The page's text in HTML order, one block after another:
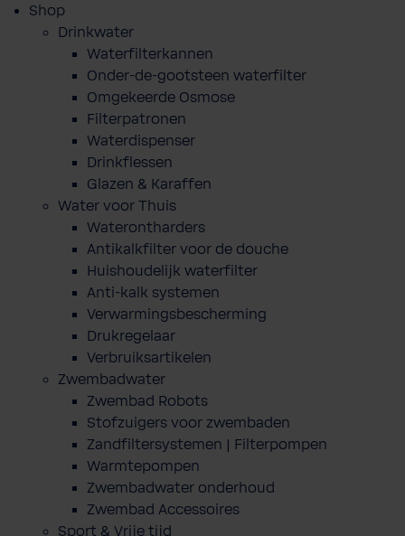
Shop
Drinkwater
Waterfilterkannen
Onder-de-gootsteen waterfilter
Omgekeerde Osmose
Filterpatronen
Waterdispenser
Drinkflessen
Glazen & Karaffen
Water voor Thuis
Waterontharders
Antikalkfilter voor de douche
Huishoudelijk waterfilter
Anti-kalk systemen
Verwarmingsbescherming
Drukregelaar
Verbruiksartikelen
Zwembadwater
Zwembad Robots
Stofzuigers voor zwembaden
Zandfiltersystemen | Filterpompen
Warmtepompen
Zwembadwater onderhoud
Zwembad Accessoires
Sport & Vrije tijd